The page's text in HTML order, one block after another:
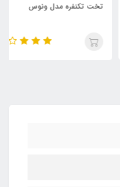
تخت تکنفره مدل ونوس